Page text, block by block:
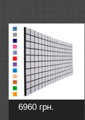
6960 грн.